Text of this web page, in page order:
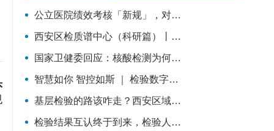
公立医院绩效考核「新规」，对检验科提出了什么要求？
西安区检质谱中心（科研篇）丨充分挖掘技术优势，让“临床+科研”一加一大于二
国家卫健委回应：核酸检测为何频现“假阳性”？原因值得所有检验人警惕！
智慧如你 智控如斯 ｜ 检验数字化质控管理
基层检验的路该咋走？西安区域医学检验中心这样做
检验结果互认终于到来，检验人该如何应对？